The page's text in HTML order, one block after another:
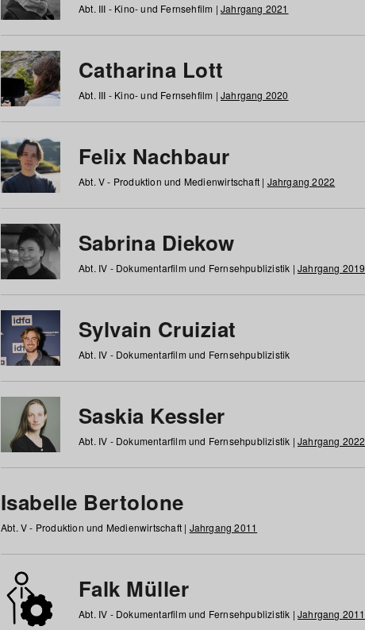
Abt. III - Kino- und Fernsehfilm | Jahrgang 2021
Catharina Lott
Abt. III - Kino- und Fernsehfilm | Jahrgang 2020
Felix Nachbaur
Abt. V - Produktion und Medienwirtschaft | Jahrgang 2022
Sabrina Diekow
Abt. IV - Dokumentarfilm und Fernsehpublizistik | Jahrgang 2019
Sylvain Cruiziat
Abt. IV - Dokumentarfilm und Fernsehpublizistik
Saskia Kessler
Abt. IV - Dokumentarfilm und Fernsehpublizistik | Jahrgang 2022
Isabelle Bertolone
Abt. V - Produktion und Medienwirtschaft | Jahrgang 2011
Falk Müller
Abt. IV - Dokumentarfilm und Fernsehpublizistik | Jahrgang 2011